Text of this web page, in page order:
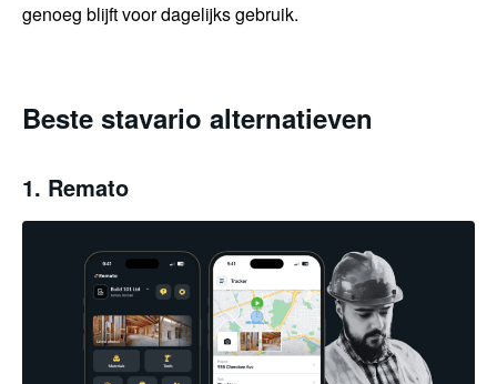
genoeg blijft voor dagelijks gebruik.
Beste stavario alternatieven
1. Remato